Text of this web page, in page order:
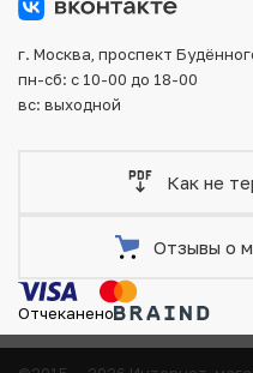
г. Москва, проспект
пн-сб: с 10-00 до 18-00
вс: выходной
Как не
Отзывы о
Отчеканено